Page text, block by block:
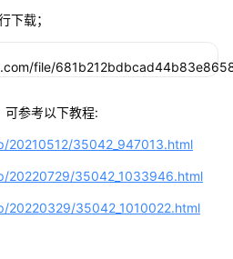
下载；
可参考以下教程:
20210512/35042_947013.html
20220729/35042_1033946.html
20220329/35042_1010022.html